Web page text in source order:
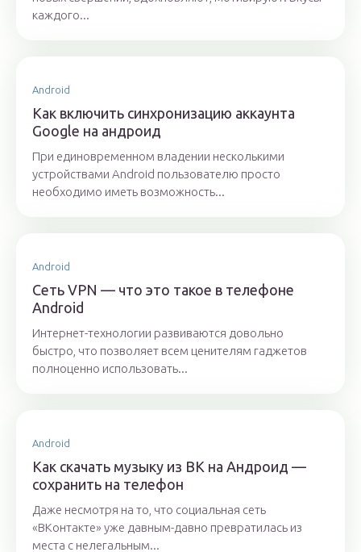
каждого...
Android
Как включить синхронизацию аккаунта
Google на андроид
При единовременном владении несколькими
устройствами Android пользователю просто
необходимо иметь возможность...
Android
Сеть VPN — что это такое в телефоне
Android
Интернет-технологии развиваются довольно
быстро, что позволяет всем ценителям гаджетов
полноценно использовать...
Android
Как скачать музыку из ВК на Андроид —
сохранить на телефон
Даже несмотря на то, что социальная сеть
«ВКонтакте» уже давным-давно превратилась из
места с нелегальным...